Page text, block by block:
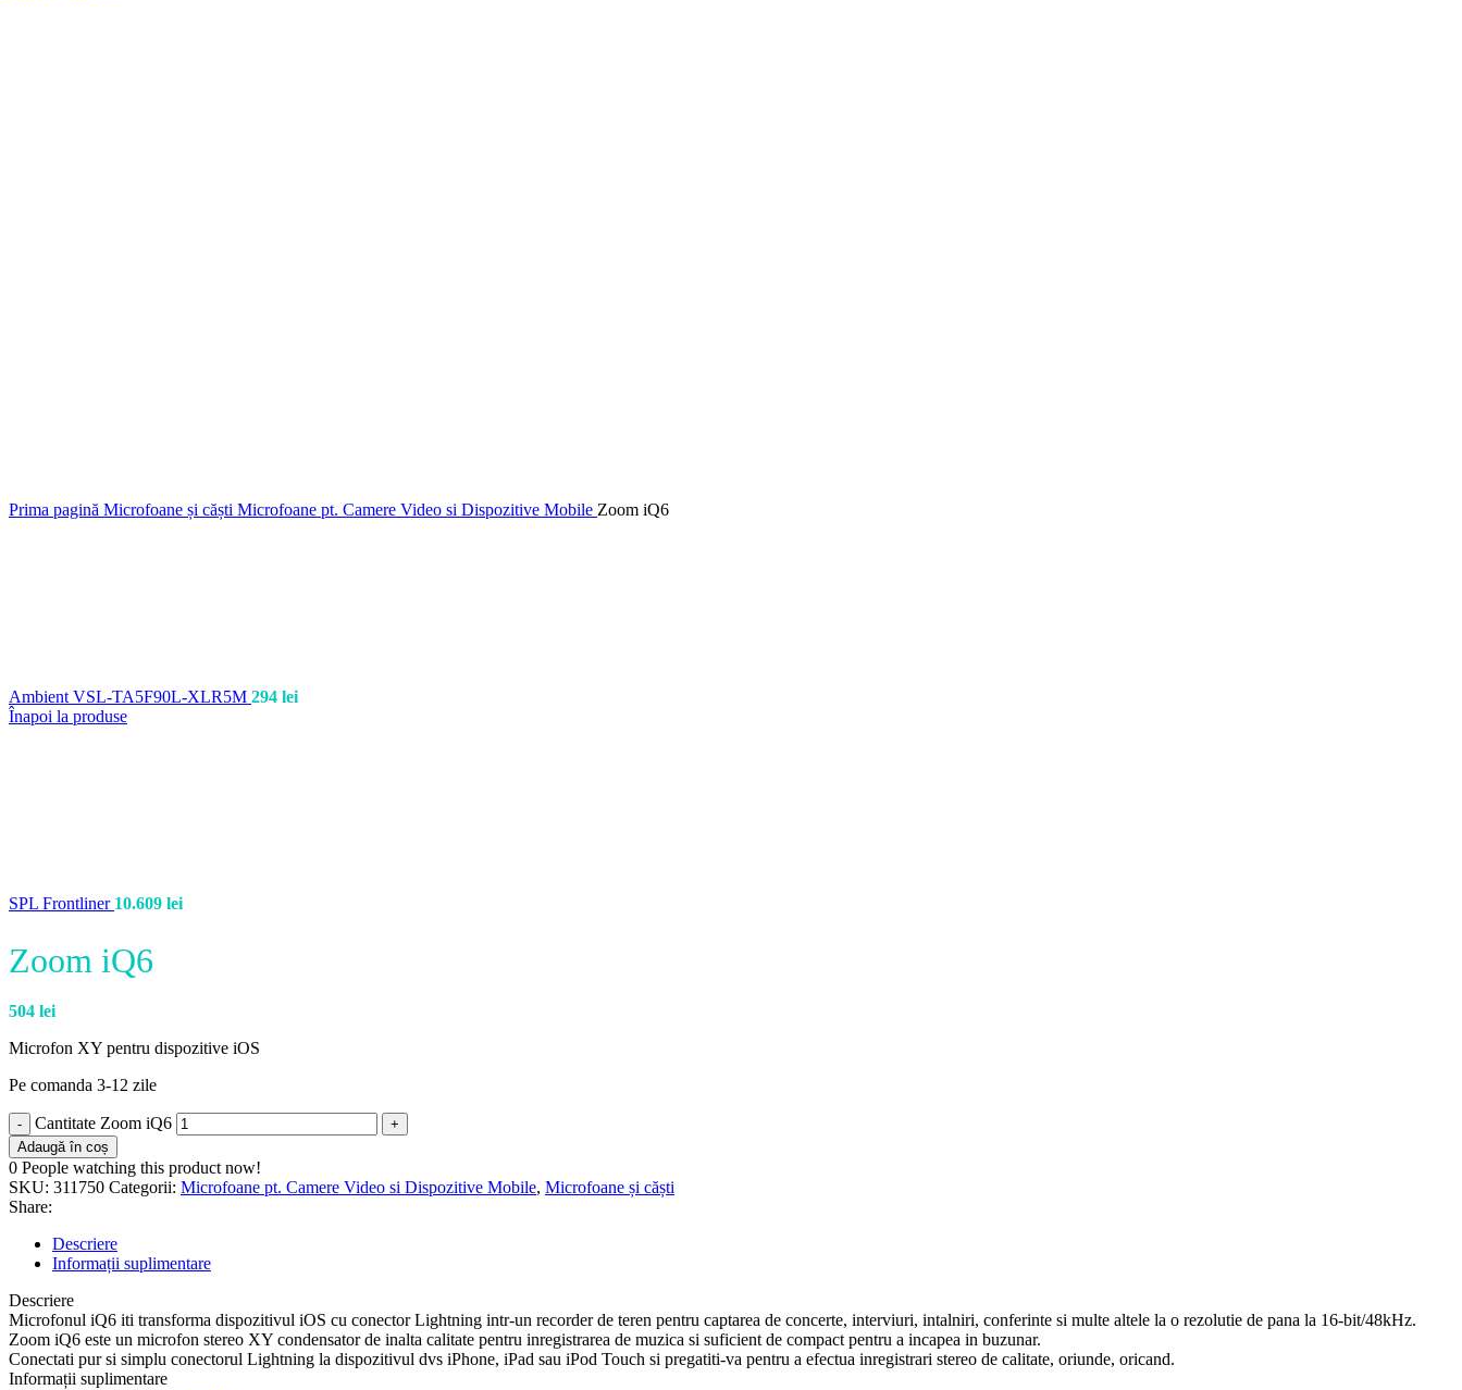
Prima pagină Microfoane și căști Microfoane pt. Camere Video si Dispozitive Mobile Zoom iQ6
Ambient VSL-TA5F90L-XLR5M 294 lei
Înapoi la produse
SPL Frontliner 10.609 lei
Zoom iQ6
504 lei
Microfon XY pentru dispozitive iOS
Pe comanda 3-12 zile
Cantitate Zoom iQ6
Adaugă în coș
0 People watching this product now!
SKU: 311750 Categorii: Microfoane pt. Camere Video si Dispozitive Mobile, Microfoane și căști
Share:
Descriere
Informații suplimentare
Descriere
Microfonul iQ6 iti transforma dispozitivul iOS cu conector Lightning intr-un recorder de teren pentru captarea de concerte, interviuri, intalniri, conferinte si multe altele la o rezolutie de pana la 16-bit/48kHz.
Zoom iQ6 este un microfon stereo XY condensator de inalta calitate pentru inregistrarea de muzica si suficient de compact pentru a incapea in buzunar.
Conectati pur si simplu conectorul Lightning la dispozitivul dvs iPhone, iPad sau iPod Touch si pregatiti-va pentru a efectua inregistrari stereo de calitate, oriunde, oricand.
Informații suplimentare